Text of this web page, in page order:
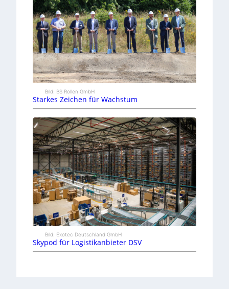
Bild: BS Rollen GmbH
Starkes Zeichen für Wachstum
Bild: Exotec Deutschland GmbH
Skypod für Logistikanbieter DSV